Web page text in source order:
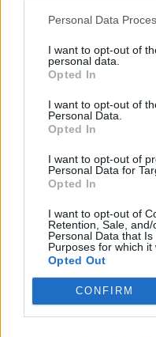
Personal Data
I want to opt-out of
personal data.
Opted In
I want to opt-out of
Personal Data.
Opted In
I want to opt-out of
Personal Data for
Opted In
I want to opt-out of
Retention, Sale,
Personal Data that
Purposes for which it
Opted Out
CONFIRM
In evidenza